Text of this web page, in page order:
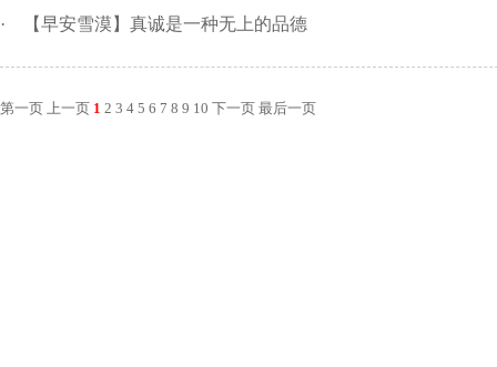
· 【早安雪漠】真诚是一种无上的品德
第一页 上一页 1 2 3 4 5 6 7 8 9 10 下一页 最后一页